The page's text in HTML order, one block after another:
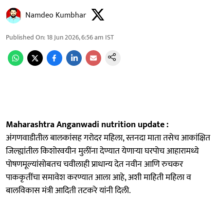
Namdeo Kumbhar
Published On:18 Jun 2026, 6:56 am IST
Maharashtra Anganwadi nutrition update :
अंगणवाडीतील बालकांसह गरोदर महिला, स्तनदा माता तसेच आकांक्षित
जिल्ह्यांतील किशोरवयीन मुलींना देण्यात येणाऱ्या घरपोच आहारामध्ये
पोषणमूल्यांसोबतच चवीलाही प्राधान्य देत नवीन आणि रुचकर
पाककृतींचा समावेश करण्यात आला आहे, अशी माहिती महिला व
बालविकास मंत्री आदिती तटकरे यांनी दिली.